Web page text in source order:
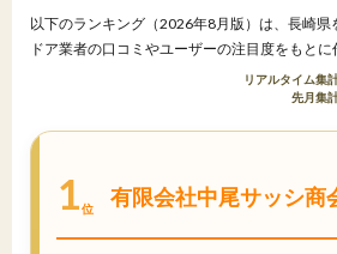
以下のランキング（2026年8月版）は、長崎県
ドア業者の口コミやユーザーの注目度をもとに
リアルタイム集
先月集
1位 有限会社中尾サッシ商